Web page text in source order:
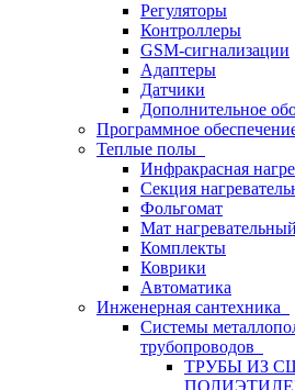
Регуляторы
Контроллеры
GSM-сигнализации
Адаптеры
Датчики
Дополнительное
Программное
Теплые полы
Инфракрасная
Секция
Фольгомат
Мат нагревательный
Комплекты
Коврики
Автоматика
Инженерная сантехника
Системы
трубопроводов
ТРУБЫ ИЗ